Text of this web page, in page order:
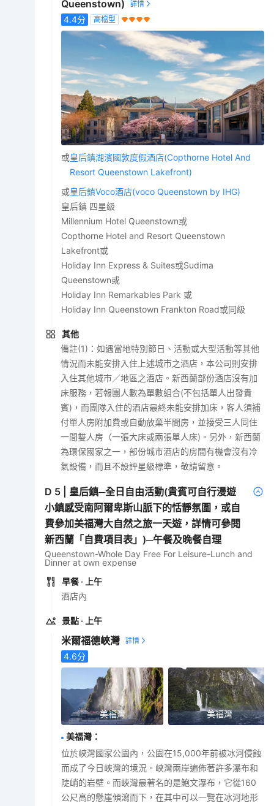
Queenstown)
4.4分 高檔型
或皇后鎮湖濱國敦度假酒店(Copthorne Hotel And
Resort Queenstown Lakefront)
或皇后鎮Voco酒店(voco Queenstown by IHG)
皇后鎮 四星級
Millennium Hotel Queenstown或
Copthorne Hotel and Resort Queenstown
Lakefront或
Holiday Inn Express & Suites或Sudima
Queenstown或
Holiday Inn Remarkables Park 或
Holiday Inn Queenstown Frankton Road或同級
其他
備註(1)：如遇當地特別節日、活動或大型活動等其他
情況而未能安排入住上述城市之酒店，本公司則安排
入住其他城市／地區之酒店。新西蘭部份酒店沒有加
床服務，若報團人數為單數組合(不包括單人出發貴
賓)，而團隊入住的酒店最終未能安排加床，客人須補
付單人房附加費或自動放棄半間房，並接受三人同住
一間雙人房（一張大床或兩張單人床)。另外，新西蘭
為環保國家之一，部份城市酒店的房間有機會沒有冷
氣設備，而且不設評星級標準，敬請留意。
D 5
皇后鎮─全日自由活動(貴賓可自行漫遊
小鎮感受南阿爾卑斯山脈下的恬靜氛圍，或自
費參加美福灣大自然之旅一天遊，詳情可參閱
新西蘭「自費項目表」)─午餐及晚餐自理
Queenstown-Whole Day Free For Leisure-Lunch and
Dinner at own expense
早餐 · 上午
酒店內
景點 · 上午
米爾福德峽灣
4.6分
美福灣 美福灣
美福灣 ：
位於峽灣國家公園內，公園在15,000年前被冰河侵蝕
而成了今日峽灣的境況。峽灣兩岸遍佈著許多瀑布和
陡峭的岩壁。而峽灣最著名的是鮑文瀑布，它從160
公尺高的懸崖傾瀉而下，在其中可以一覽在冰河地形